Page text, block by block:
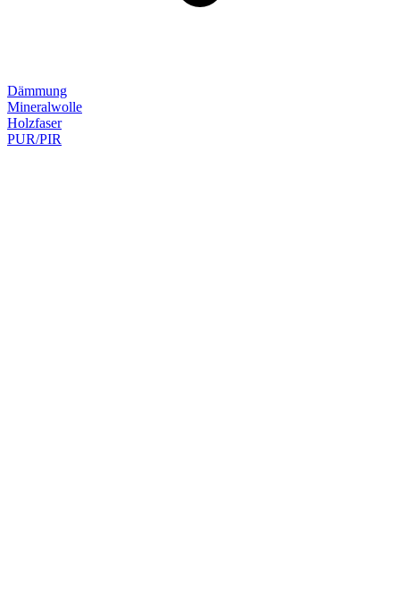
Dämmung
Mineralwolle
Holzfaser
PUR/PIR